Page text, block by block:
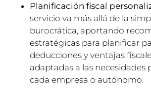
Planificación fiscal
servicio va más allá de la
burocrática, aportando
estratégicas para planificar
deducciones y ventajas
adaptadas a las necesidades
cada empresa o autónomo.